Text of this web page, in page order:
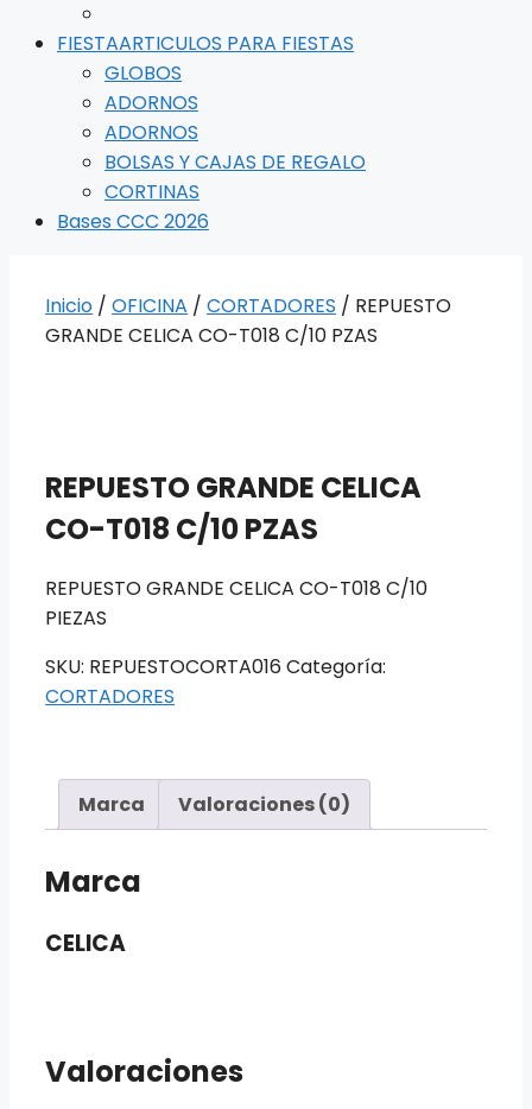
FIESTAARTICULOS PARA FIESTAS
GLOBOS
ADORNOS
ADORNOS
BOLSAS Y CAJAS DE REGALO
CORTINAS
Bases CCC 2026
Inicio / OFICINA / CORTADORES / REPUESTO
GRANDE CELICA CO-T018 C/10 PZAS
REPUESTO GRANDE CELICA
CO-T018 C/10 PZAS
REPUESTO GRANDE CELICA CO-T018 C/10
PIEZAS
SKU: REPUESTOCORTA016 Categoría:
CORTADORES
Marca Valoraciones (0)
Marca
CELICA
Valoraciones